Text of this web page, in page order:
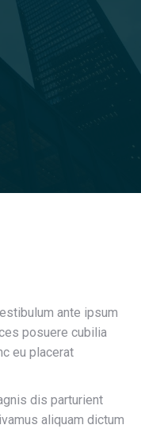
ante ipsum
posuere cubilia
eu placerat
dis parturient
aliquam dictum